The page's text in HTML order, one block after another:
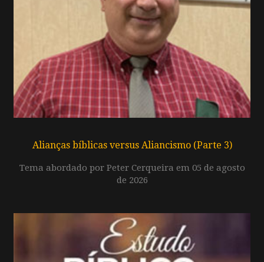
Alianças bíblicas versus Aliancismo (Parte 3)
Tema abordado por Peter Cerqueira em 05 de agosto
de 2026